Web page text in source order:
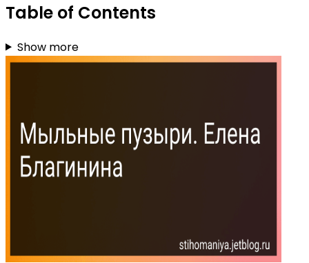
Table of Contents
Show more